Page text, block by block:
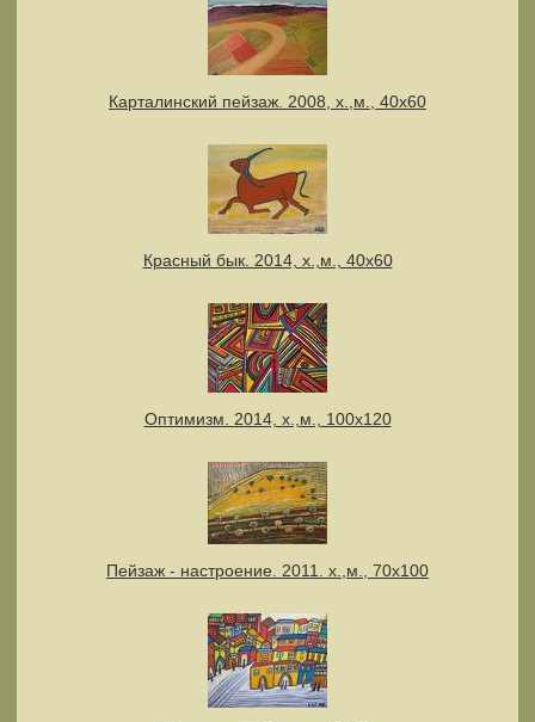
Карталинский пейзаж. 2008, х.,м., 40х60
Красный бык. 2014, х.,м., 40х60
Оптимизм. 2014, х.,м., 100х120
Пейзаж - настроение. 2011. х.,м., 70х100